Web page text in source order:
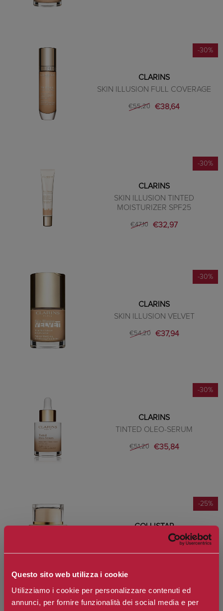
Questo sito web utilizza i cookie
Utilizziamo i cookie per personalizzare contenuti ed
annunci, per fornire funzionalità dei social media e per
-30%
CLARINS
SKIN ILLUSION FULL COVERAGE
€55,20 €38,64
-30%
CLARINS
SKIN ILLUSION TINTED
MOISTURIZER SPF25
€47,10 €32,97
-30%
CLARINS
SKIN ILLUSION VELVET
€54,20 €37,94
-30%
CLARINS
TINTED OLEO-SERUM
€51,20 €35,84
-25%
COLLISTAR
FONDOTINTA + PRIMER
UNIFORMANTE